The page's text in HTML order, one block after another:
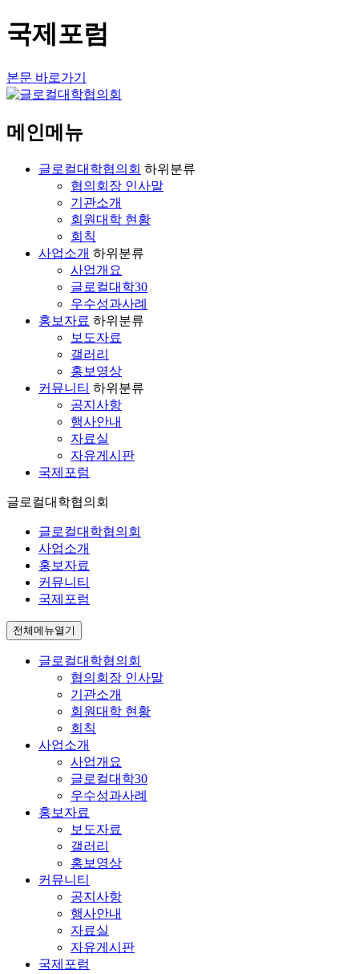
국제포럼
본문 바로가기
메인메뉴
글로컬대학협의회 하위분류
협의회장 인사말
기관소개
회원대학 현황
회칙
사업소개 하위분류
사업개요
글로컬대학30
우수성과사례
홍보자료 하위분류
보도자료
갤러리
홍보영상
커뮤니티 하위분류
공지사항
행사안내
자료실
자유게시판
국제포럼
글로컬대학협의회
글로컬대학협의회
사업소개
홍보자료
커뮤니티
국제포럼
전체메뉴열기
글로컬대학협의회
협의회장 인사말
기관소개
회원대학 현황
회칙
사업소개
사업개요
글로컬대학30
우수성과사례
홍보자료
보도자료
갤러리
홍보영상
커뮤니티
공지사항
행사안내
자료실
자유게시판
국제포럼